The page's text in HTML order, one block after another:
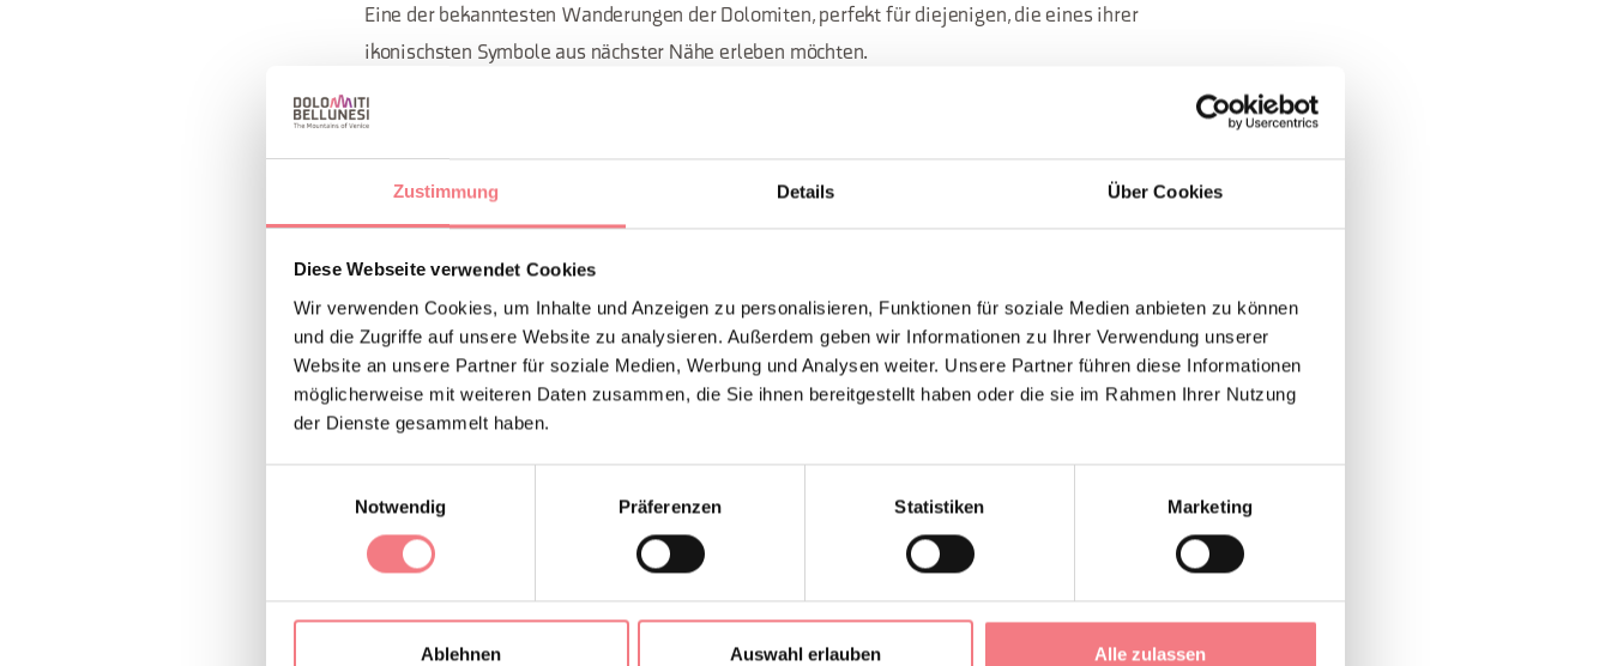
Zustimmung Details Über Cookies
Diese Webseite verwendet Cookies
Wir verwenden Cookies, um Inhalte und Anzeigen zu personalisieren, Funktionen für soziale Medien anbieten zu können
und die Zugriffe auf unsere Website zu analysieren. Außerdem geben wir Informationen zu Ihrer Verwendung unserer
Website an unsere Partner für soziale Medien, Werbung und Analysen weiter. Unsere Partner führen diese Informationen
möglicherweise mit weiteren Daten zusammen, die Sie ihnen bereitgestellt haben oder die sie im Rahmen Ihrer Nutzung
der Dienste gesammelt haben.
Notwendig
Präferenzen Statistiken Marketing
Ablehnen Auswahl erlauben Alle zulassen
Eine der bekanntesten Wanderungen der Dolomiten, perfekt für diejenigen, die eines ihrer
ikonischsten Symbole aus nächster Nähe erleben möchten.
Preis: 30€, 25€ mit der Tre Cime Card.
Mindestalter: 10 Jahre Dauer: 6 Stunden
INFOS UND KONTAKTE DES VERANSTALTERS
Consorzio Turistico Trecimedolomiti
(0039) 0435 99603
INFORMATIONEN ANFORDERN